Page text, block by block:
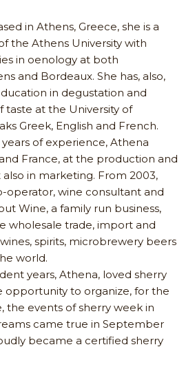
in Athens, Greece, she is a
the Athens University with
in oenology at both
and Bordeaux. She has, also,
in degustation and
taste at the University of
Greek, English and French.
of experience, Athena
France, at the production and
in marketing. From 2003,
operator, wine consultant and
Wine, a family run business,
wholesale trade, import and
spirits, microbrewery beers
world.
years, Athena, loved sherry
opportunity to organize, for the
the events of sherry week in
came true in September
became a certified sherry